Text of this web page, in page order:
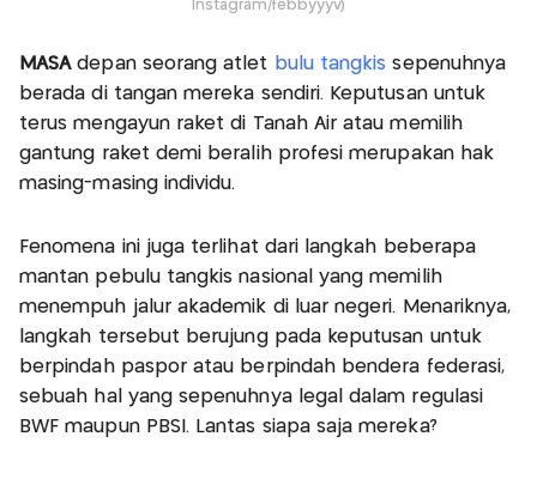
Instagram/febbyyyv)
MASAdepan seorang atlet bulu tangkis sepenuhnya
berada di tangan mereka sendiri. Keputusan untuk
terus mengayun raket di Tanah Air atau memilih
gantung raket demi beralih profesi merupakan hak
masing-masing individu.
Fenomena ini juga terlihat dari langkah beberapa
mantan pebulu tangkis nasional yang memilih
menempuh jalur akademik di luar negeri. Menariknya,
langkah tersebut berujung pada keputusan untuk
berpindah paspor atau berpindah bendera federasi,
sebuah hal yang sepenuhnya legal dalam regulasi
BWF maupun PBSI. Lantas siapa saja mereka?